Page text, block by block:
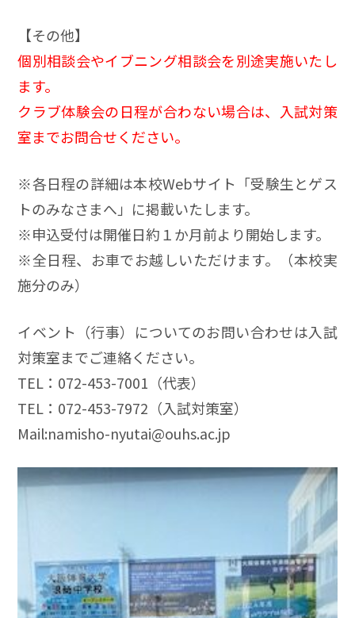
【その他】
個別相談会やイブニング相談会を別途実施いたし
ます。
クラブ体験会の日程が合わない場合は、入試対策
室までお問合せください。
※各日程の詳細は本校Webサイト「受験生とゲス
トのみなさまへ」に掲載いたします。
※申込受付は開催日約１か月前より開始します。
※全日程、お車でお越しいただけます。（本校実
施分のみ）
イベント（行事）についてのお問い合わせは入試
対策室までご連絡ください。
TEL：072-453-7001（代表）
TEL：072-453-7972（入試対策室）
Mail:namisho-nyutai@ouhs.ac.jp